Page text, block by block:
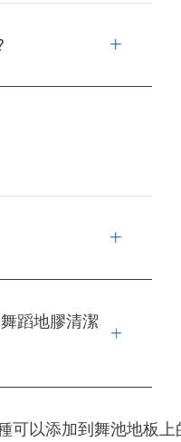
蹈地膠清潔
可以添加到舞池地板上